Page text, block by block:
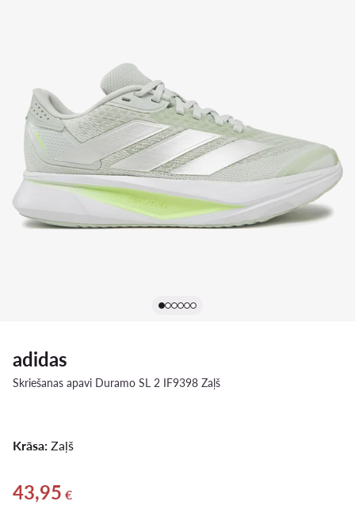
adidas
Skriešanas apavi Duramo SL 2 IF9398 Zaļš
Krāsa: Zaļš
Pašreizējā cena 43,95 €
43,95 €